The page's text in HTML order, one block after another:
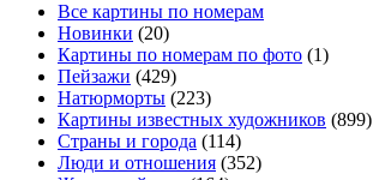
7452.00 ₽
несколько
Опции
выбрать
на
странице
товара.
Все картины по номерам
Новинки (20)
Картины по номерам по фото (1)
Пейзажи (429)
Натюрморты (223)
Картины известных художников (899)
Страны и города (114)
Люди и отношения (352)